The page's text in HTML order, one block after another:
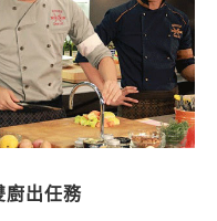
廚出任務